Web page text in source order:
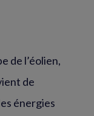
de l’éolien,
de
énergies